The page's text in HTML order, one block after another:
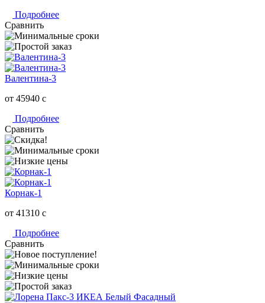
Подробнее
Сравнить
Валентина-3
от 45940 c
Подробнее
Сравнить
Корнак-1
от 41310 c
Подробнее
Сравнить